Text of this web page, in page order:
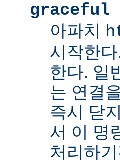
graceful
아파치
시작한
한다. 일
는 연결
즉시 닫
서 이 명
처리하